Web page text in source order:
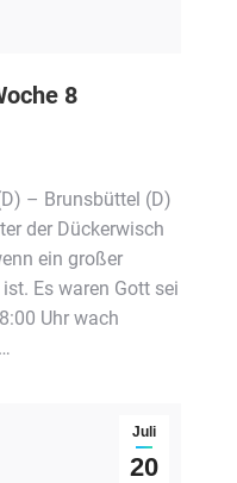
8
– Brunsbüttel (D)
der Dückerwisch
ein großer
Es waren Gott sei
Uhr wach
Juli
20